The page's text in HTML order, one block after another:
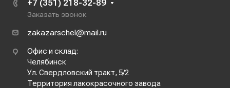
+7 (351) 218-32-89
Заказать звонок
zakazarschel@mail.ru
Офис и склад:
Челябинск
Ул. Свердловский тракт, 5/2
Территория лакокрасочного завода